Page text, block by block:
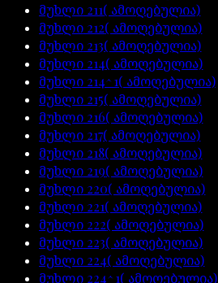
მუხლი 211( ამოღებულია)
მუხლი 212( ამოღებულია)
მუხლი 213( ამოღებულია)
მუხლი 214( ამოღებულია)
მუხლი 214^1( ამოღებულია)
მუხლი 215( ამოღებულია)
მუხლი 216( ამოღებულია)
მუხლი 217( ამოღებულია)
მუხლი 218( ამოღებულია)
მუხლი 219( ამოღებულია)
მუხლი 220( ამოღებულია)
მუხლი 221( ამოღებულია)
მუხლი 222( ამოღებულია)
მუხლი 223( ამოღებულია)
მუხლი 224( ამოღებულია)
მუხლი 224^1( ამოღებულია)